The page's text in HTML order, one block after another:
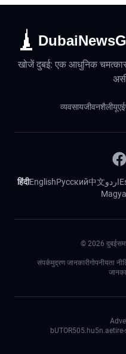
खोजें दुबई: एक आधुनिक
व्यवसायजीवनशैलीयूएई
हिंदीEnglishРусский中文اردو
© 2026
संपर्कमुद्रण जानकारीगोपनीयता
bUTOR505.hu5n.aetire-